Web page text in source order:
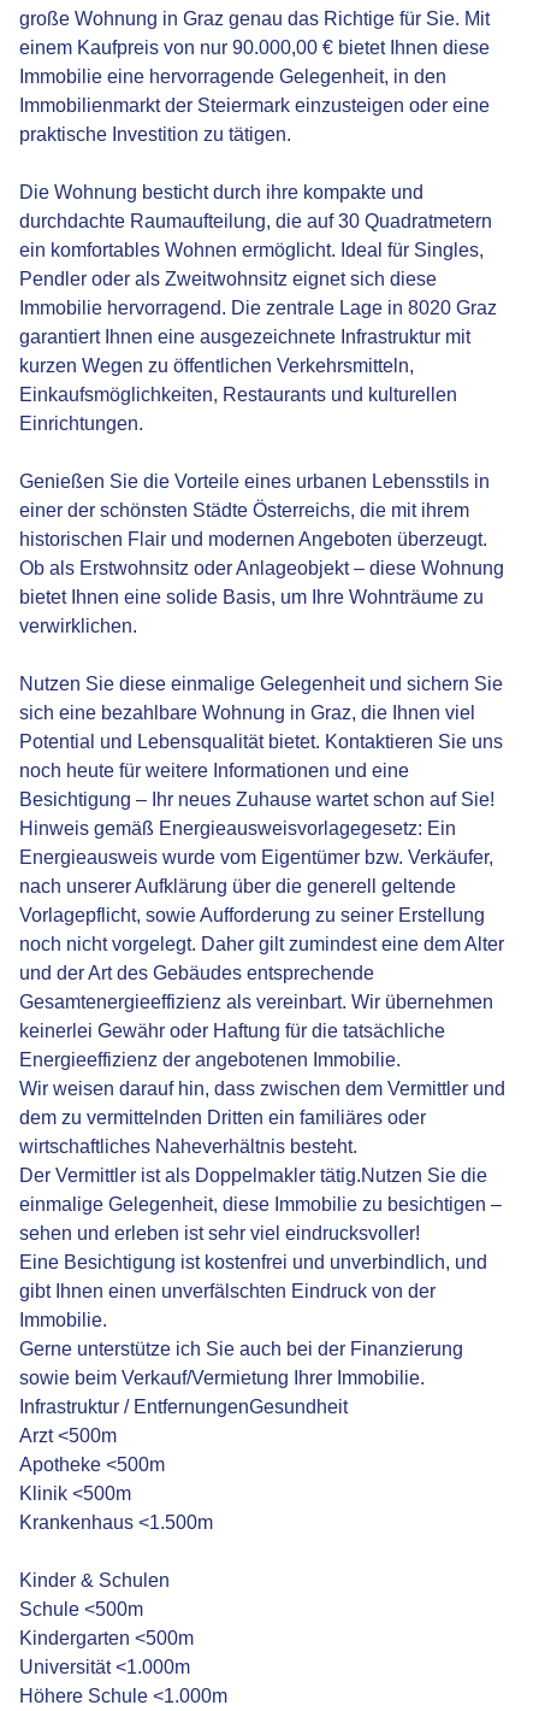
große Wohnung in Graz genau das Richtige für Sie. Mit
einem Kaufpreis von nur 90.000,00 € bietet Ihnen diese
Immobilie eine hervorragende Gelegenheit, in den
Immobilienmarkt der Steiermark einzusteigen oder eine
praktische Investition zu tätigen.
Die Wohnung besticht durch ihre kompakte und
durchdachte Raumaufteilung, die auf 30 Quadratmetern
ein komfortables Wohnen ermöglicht. Ideal für Singles,
Pendler oder als Zweitwohnsitz eignet sich diese
Immobilie hervorragend. Die zentrale Lage in 8020 Graz
garantiert Ihnen eine ausgezeichnete Infrastruktur mit
kurzen Wegen zu öffentlichen Verkehrsmitteln,
Einkaufsmöglichkeiten, Restaurants und kulturellen
Einrichtungen.
Genießen Sie die Vorteile eines urbanen Lebensstils in
einer der schönsten Städte Österreichs, die mit ihrem
historischen Flair und modernen Angeboten überzeugt.
Ob als Erstwohnsitz oder Anlageobjekt – diese Wohnung
bietet Ihnen eine solide Basis, um Ihre Wohnträume zu
verwirklichen.
Nutzen Sie diese einmalige Gelegenheit und sichern Sie
sich eine bezahlbare Wohnung in Graz, die Ihnen viel
Potential und Lebensqualität bietet. Kontaktieren Sie uns
noch heute für weitere Informationen und eine
Besichtigung – Ihr neues Zuhause wartet schon auf Sie!
Hinweis gemäß Energieausweisvorlagegesetz: Ein
Energieausweis wurde vom Eigentümer bzw. Verkäufer,
nach unserer Aufklärung über die generell geltende
Vorlagepflicht, sowie Aufforderung zu seiner Erstellung
noch nicht vorgelegt. Daher gilt zumindest eine dem Alter
und der Art des Gebäudes entsprechende
Gesamtenergieeffizienz als vereinbart. Wir übernehmen
keinerlei Gewähr oder Haftung für die tatsächliche
Energieeffizienz der angebotenen Immobilie.
Wir weisen darauf hin, dass zwischen dem Vermittler und
dem zu vermittelnden Dritten ein familiäres oder
wirtschaftliches Naheverhältnis besteht.
Der Vermittler ist als Doppelmakler tätig.Nutzen Sie die
einmalige Gelegenheit, diese Immobilie zu besichtigen –
sehen und erleben ist sehr viel eindrucksvoller!
Eine Besichtigung ist kostenfrei und unverbindlich, und
gibt Ihnen einen unverfälschten Eindruck von der
Immobilie.
Gerne unterstütze ich Sie auch bei der Finanzierung
sowie beim Verkauf/Vermietung Ihrer Immobilie.
Infrastruktur / EntfernungenGesundheit
Arzt <500m
Apotheke <500m
Klinik <500m
Krankenhaus <1.500m
Kinder & Schulen
Schule <500m
Kindergarten <500m
Universität <1.000m
Höhere Schule <1.000m